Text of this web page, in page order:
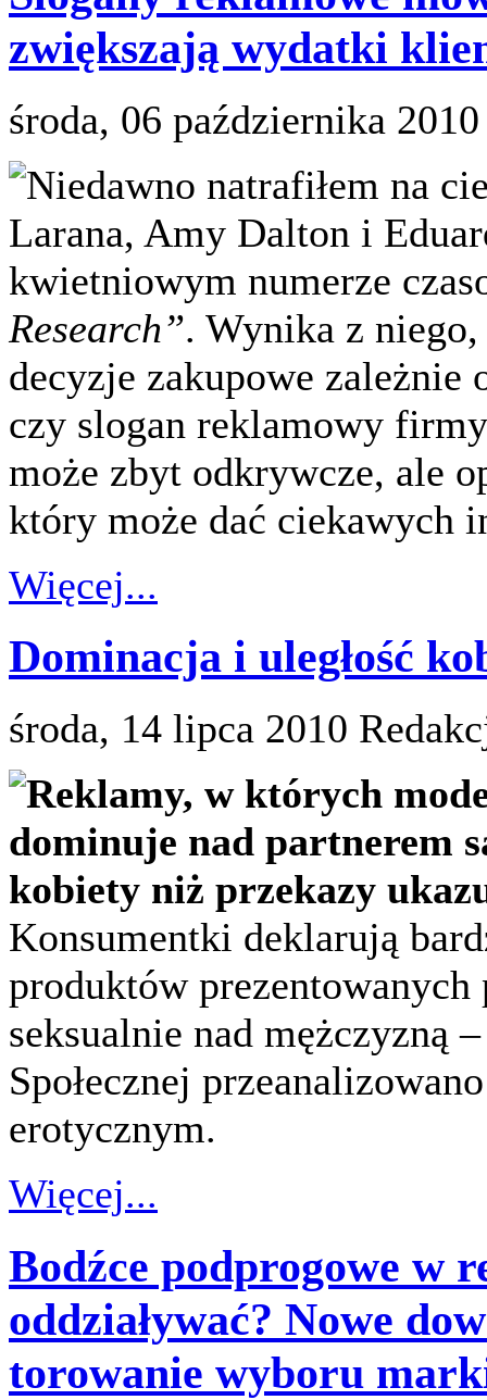
zwiększają wydatki
środa, 06 października 2010
Niedawno natrafiłem na
Larana, Amy Dalton i
kwietniowym numerze
Research”. Wynika z
decyzje zakupowe
czy slogan reklamowy
może zbyt odkrywcze, ale
który może dać ciekawych
Więcej...
Dominacja i uległość
środa, 14 lipca 2010
Reklamy, w których
dominuje nad partnerem
kobiety niż przekazy
Konsumentki deklarują
produktów
seksualnie nad mężczyzną
Społecznej
erotycznym.
Więcej...
Bodźce podprogowe w
oddziaływać? Nowe
torowanie wyboru